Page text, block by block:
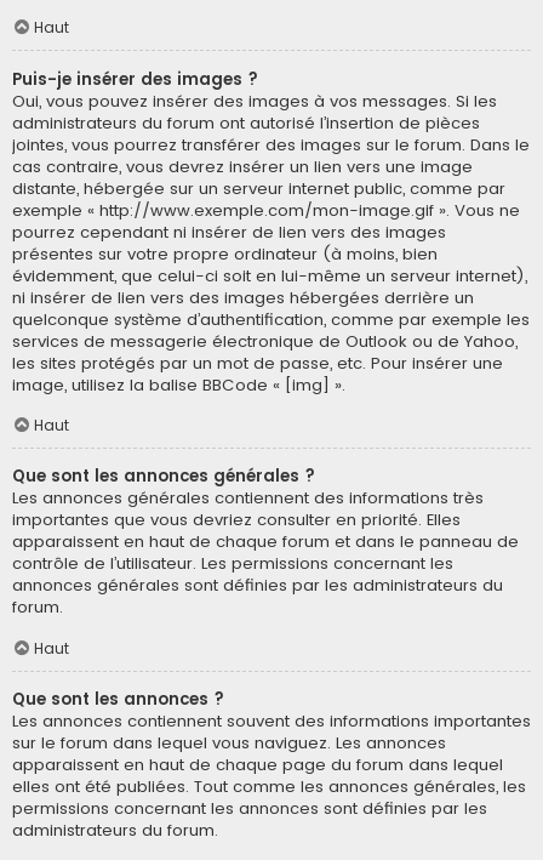
Haut
Puis-je insérer des images ?
Oui, vous pouvez insérer des images à vos messages. Si les
administrateurs du forum ont autorisé l’insertion de pièces
jointes, vous pourrez transférer des images sur le forum. Dans le
cas contraire, vous devrez insérer un lien vers une image
distante, hébergée sur un serveur internet public, comme par
exemple « http://www.exemple.com/mon-image.gif ». Vous ne
pourrez cependant ni insérer de lien vers des images
présentes sur votre propre ordinateur (à moins, bien
évidemment, que celui-ci soit en lui-même un serveur internet),
ni insérer de lien vers des images hébergées derrière un
quelconque système d’authentification, comme par exemple les
services de messagerie électronique de Outlook ou de Yahoo,
les sites protégés par un mot de passe, etc. Pour insérer une
image, utilisez la balise BBCode « [img] ».
Haut
Que sont les annonces générales ?
Les annonces générales contiennent des informations très
importantes que vous devriez consulter en priorité. Elles
apparaissent en haut de chaque forum et dans le panneau de
contrôle de l’utilisateur. Les permissions concernant les
annonces générales sont définies par les administrateurs du
forum.
Haut
Que sont les annonces ?
Les annonces contiennent souvent des informations importantes
sur le forum dans lequel vous naviguez. Les annonces
apparaissent en haut de chaque page du forum dans lequel
elles ont été publiées. Tout comme les annonces générales, les
permissions concernant les annonces sont définies par les
administrateurs du forum.